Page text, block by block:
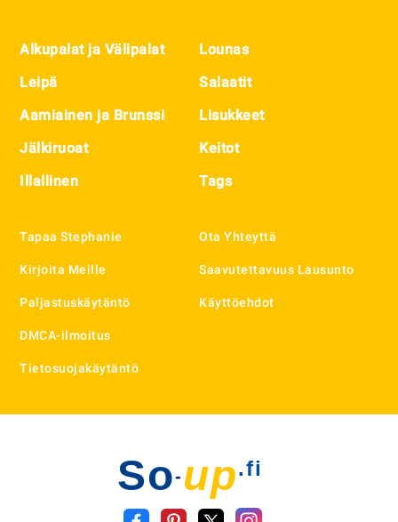
Alkupalat ja Välipalat
Leipä
Aamiainen ja Brunssi
Jälkiruoat
Illallinen
Lounas
Salaatit
Lisukkeet
Keitot
Tags
Tapaa Stephanie
Kirjoita Meille
Paljastuskäytäntö
DMCA-ilmoitus
Tietosuojakäytäntö
Ota Yhteyttä
Saavutettavuus Lausunto
Käyttöehdot
So- up.fi